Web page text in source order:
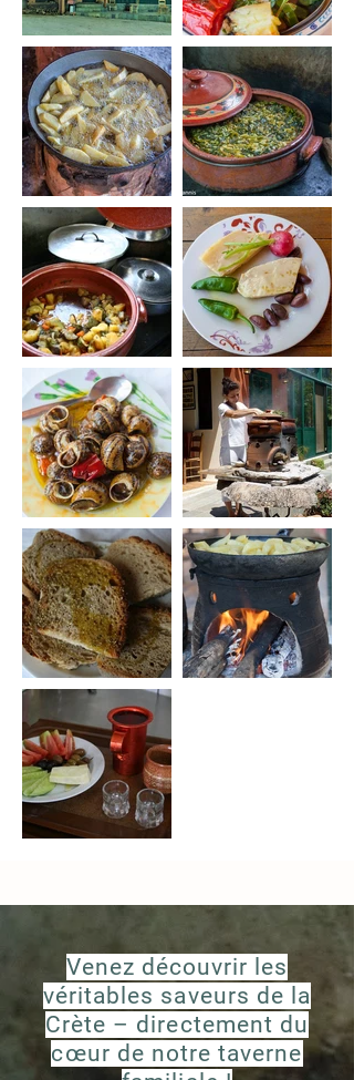
Venez découvrir les
véritables saveurs de la
Crète – directement du
cœur de notre taverne